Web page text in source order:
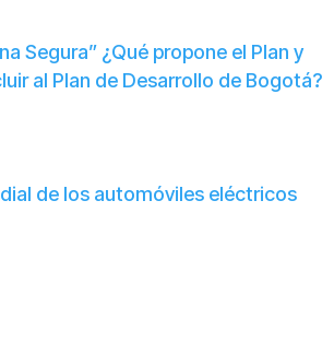
Segura” ¿Qué propone el Plan y
al Plan de Desarrollo de Bogotá?
de los automóviles eléctricos